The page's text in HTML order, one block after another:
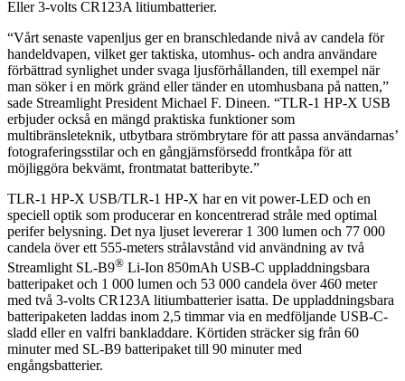
Eller 3-volts CR123A litiumbatterier.
“Vårt senaste vapenljus ger en branschledande nivå av candela för
handeldvapen, vilket ger taktiska, utomhus- och andra användare
förbättrad synlighet under svaga ljusförhållanden, till exempel när
man söker i en mörk gränd eller tänder en utomhusbana på natten,”
sade Streamlight President Michael F. Dineen. “TLR-1 HP-X USB
erbjuder också en mängd praktiska funktioner som
multibränsleteknik, utbytbara strömbrytare för att passa användarnas’
fotograferingsstilar och en gångjärnsförsedd frontkåpa för att
möjliggöra bekvämt, frontmatat batteribyte.”
TLR-1 HP-X USB/TLR-1 HP-X har en vit power-LED och en
speciell optik som producerar en koncentrerad stråle med optimal
perifer belysning. Det nya ljuset levererar 1 300 lumen och 77 000
candela över ett 555-meters strålavstånd vid användning av två
Streamlight SL-B9® Li-Ion 850mAh USB-C uppladdningsbara
batteripaket och 1 000 lumen och 53 000 candela över 460 meter
med två 3-volts CR123A litiumbatterier isatta. De uppladdningsbara
batteripaketen laddas inom 2,5 timmar via en medföljande USB-C-
sladd eller en valfri bankladdare. Körtiden sträcker sig från 60
minuter med SL-B9 batteripaket till 90 minuter med
engångsbatterier.